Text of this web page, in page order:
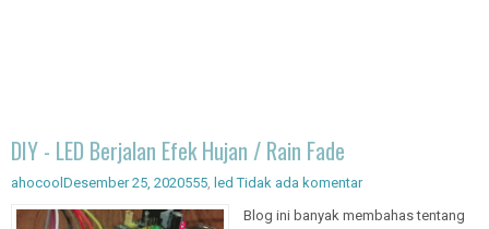
DIY - LED Berjalan Efek Hujan / Rain Fade
ahocoolDesember 25, 2020555 led Tidak ada komentar
Blog ini banyak membahas tentang